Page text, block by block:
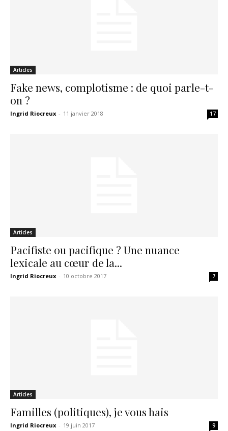
Articles
Fake news, complotisme : de quoi parle-t-
on ?
Ingrid Riocreux - 11 janvier 2018 17
Articles
Pacifiste ou pacifique ? Une nuance
lexicale au cœur de la...
Ingrid Riocreux - 10 octobre 2017 7
Articles
Familles (politiques), je vous hais
Ingrid Riocreux - 19 juin 2017 9